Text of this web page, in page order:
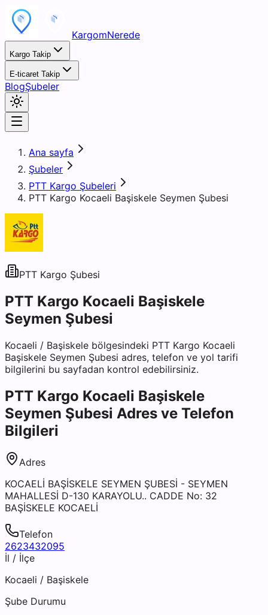
KargomNerede
Kargo Takip
E-ticaret Takip
BlogŞubeler
Ana sayfa
Şubeler
PTT Kargo Şubeleri
PTT Kargo Kocaeli Başiskele Seymen Şubesi
PTT Kargo Şubesi
PTT Kargo Kocaeli Başiskele
Seymen Şubesi
Kocaeli / Başiskele bölgesindeki PTT Kargo Kocaeli
Başiskele Seymen Şubesi adres, telefon ve yol tarifi
bilgilerini bu sayfadan kontrol edebilirsiniz.
PTT Kargo Kocaeli Başiskele
Seymen Şubesi Adres ve Telefon
Bilgileri
Adres
KOCAELİ BAŞİSKELE SEYMEN ŞUBESİ - SEYMEN
MAHALLESİ D-130 KARAYOLU.. CADDE No: 32
BAŞİSKELE KOCAELİ
Telefon
2623432095
İl / İlçe
Kocaeli / Başiskele
Şube Durumu